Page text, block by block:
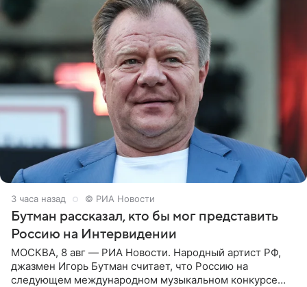
3 часа назад © РИА Новости
Бутман рассказал, кто бы мог представить
Россию на Интервидении
МОСКВА, 8 авг — РИА Новости. Народный артист РФ,
джазмен Игорь Бутман считает, что Россию на
следующем международном музыкальном конкурсе